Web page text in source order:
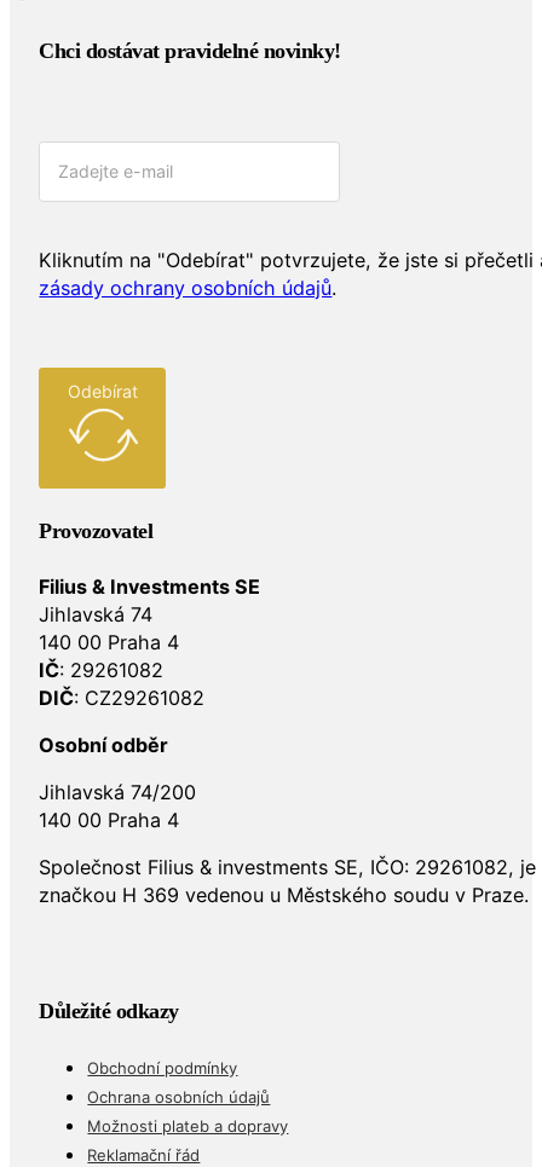
Chci dostávat pravidelné novinky!​
Kliknutím na "Odebírat" potvrzujete, že jste si přečetli
zásady ochrany osobních údajů.
Odebírat
Provozovatel
Filius & Investments SE
Jihlavská 74
140 00 Praha 4
IČ: 29261082
DIČ: CZ29261082
Osobní odběr
Jihlavská 74/200
140 00 Praha 4
Společnost Filius & investments SE, IČO: 29261082,
značkou H 369 vedenou u Městského soudu v Praze.
Důležité odkazy
Obchodní podmínky
Ochrana osobních údajů
Možnosti plateb a dopravy
Reklamační řád